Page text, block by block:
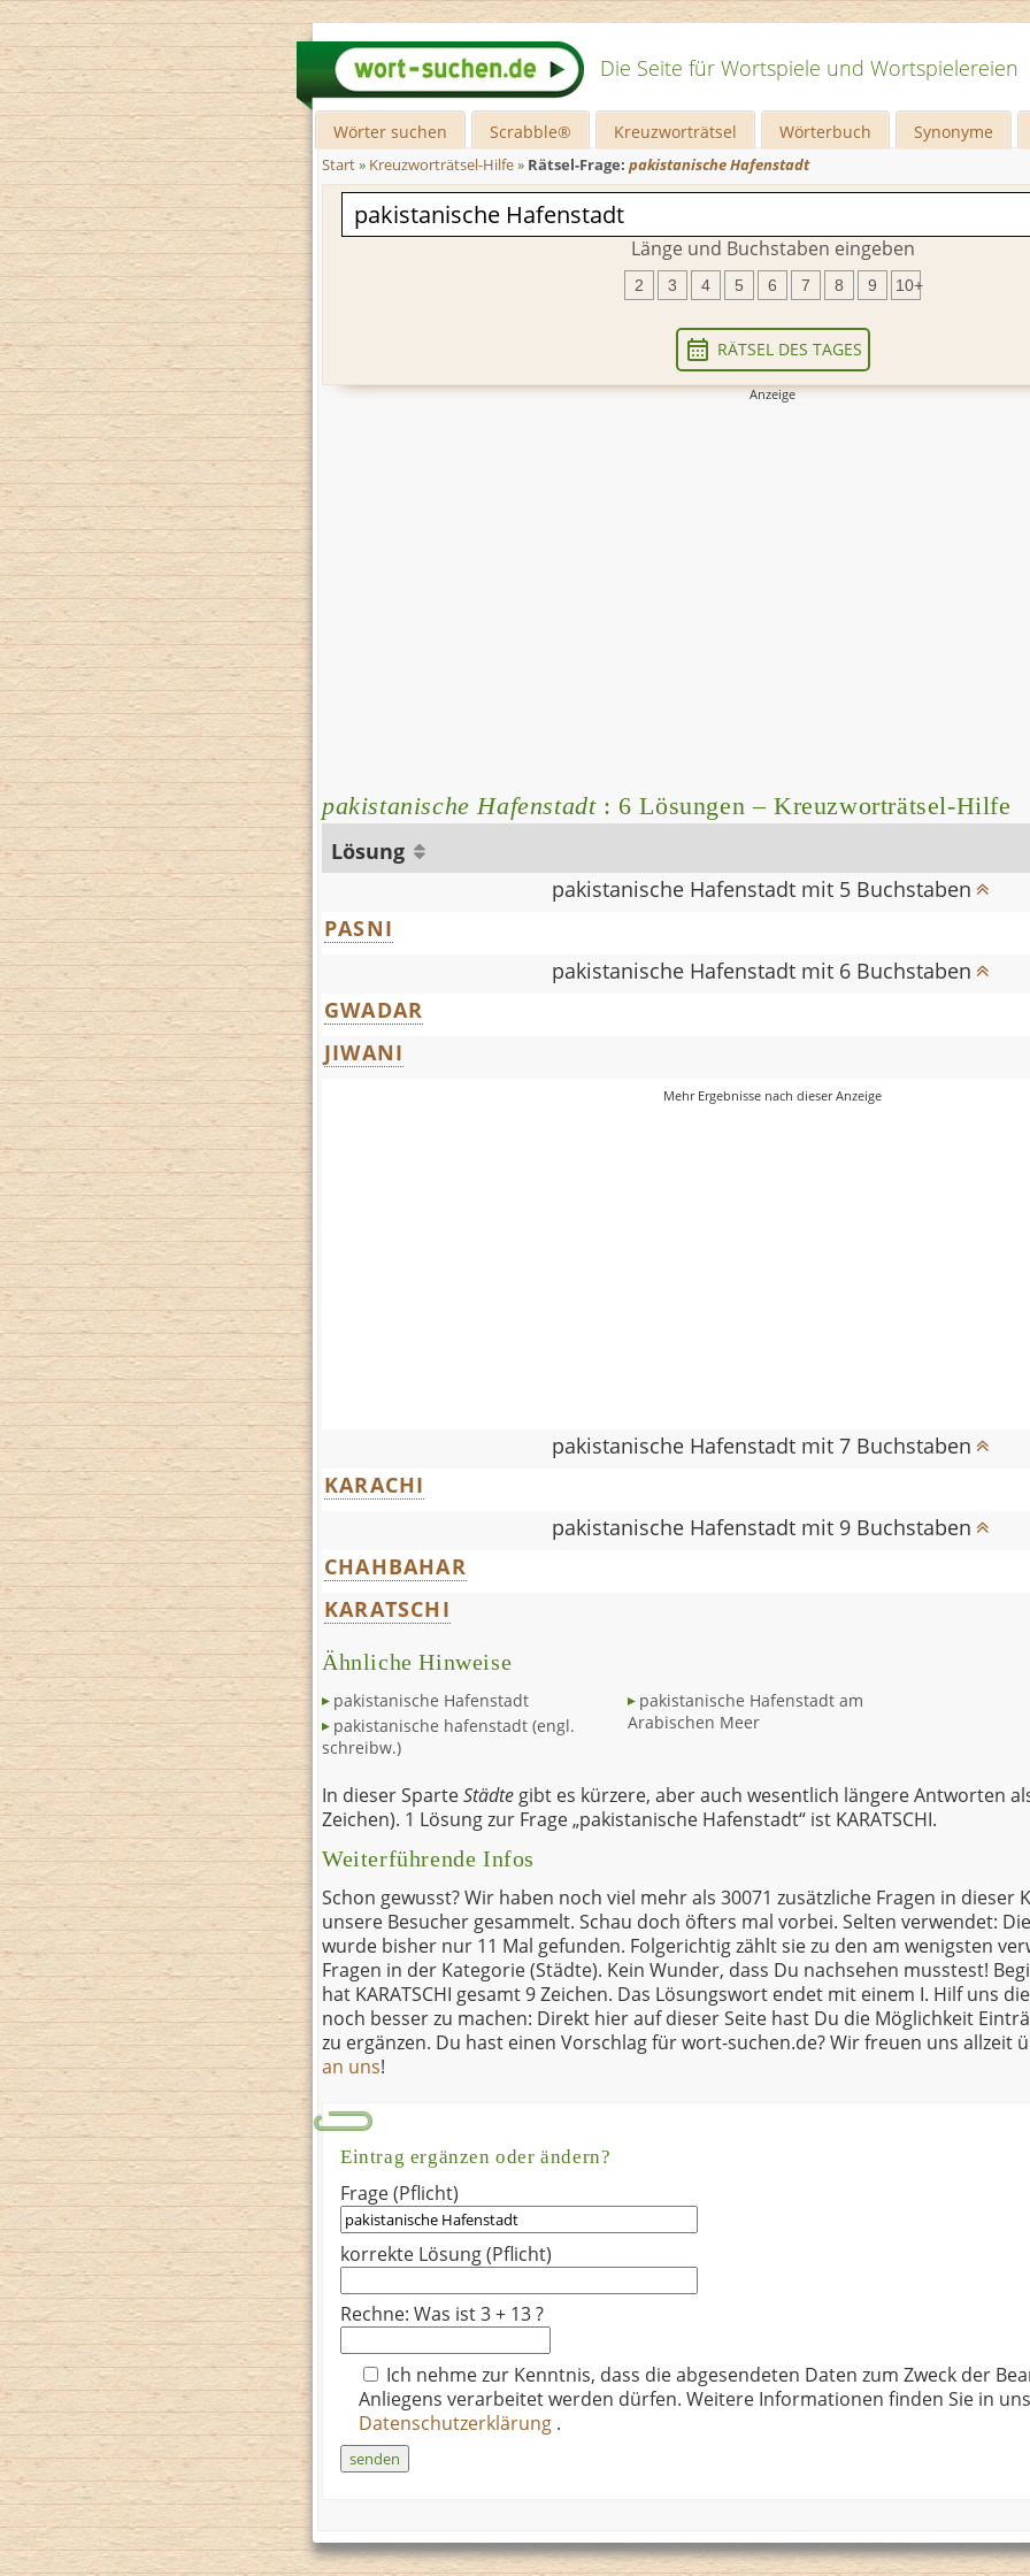
Die Seite für Wortspiele und Wortspielereien
Wörter suchen Scrabble® Kreuzworträtsel Wörterbuch Synonyme
Start» Kreuzworträtsel-Hilfe» Rätsel-Frage: pakistanische Hafenstadt
Länge und Buchstaben eingeben
2 3 4 5 6 7 8 9 10+
RÄTSEL DES TAGES
pakistanische Hafenstadt: 6 Lösungen – Kreuzworträtsel-Hilfe
Lösung
pakistanische Hafenstadt mit 5 Buchstaben
PASNI
pakistanische Hafenstadt mit 6 Buchstaben
GWADAR
JIWANI
pakistanische Hafenstadt mit 7 Buchstaben
KARACHI
pakistanische Hafenstadt mit 9 Buchstaben
CHAHBAHAR
KARATSCHI
Ähnliche Hinweise
pakistanische Hafenstadt
pakistanische hafenstadt (engl.
schreibw.)
pakistanische Hafenstadt am
Arabischen Meer
In dieser SparteStädte gibt es kürzere, aber auch wesentlich längere Antworten
Zeichen). 1 Lösung zur Frage „pakistanische Hafenstadt“ ist KARATSCHI.
Weiterführende Infos
Schon gewusst? Wir haben noch viel mehr als 30071 zusätzliche Fragen in dieser
unsere Besucher gesammelt. Schau doch öfters mal vorbei. Selten verwendet:
wurde bisher nur 11 Mal gefunden. Folgerichtig zählt sie zu den am wenigsten
Fragen in der Kategorie (Städte). Kein Wunder, dass Du nachsehen musstest!
hat KARATSCHI gesamt 9 Zeichen. Das Lösungswort endet mit einem I. Hilf uns
noch besser zu machen: Direkt hier auf dieser Seite hast Du die Möglichkeit
zu ergänzen. Du hast einen Vorschlag für wort-suchen.de? Wir freuen uns allzeit
an uns!
Eintrag ergänzen oder ändern?
Frage (Pflicht)
korrekte Lösung (Pflicht)
Rechne: Was ist 3 + 13 ?
Ich nehme zur Kenntnis, dass die abgesendeten Daten zum Zweck der
Anliegens verarbeitet werden dürfen. Weitere Informationen finden Sie in
Datenschutzerklärung .